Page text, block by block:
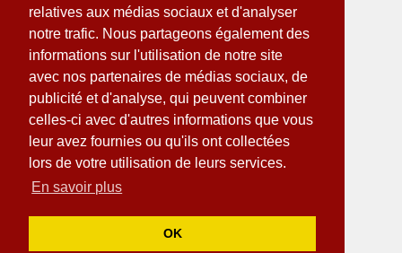
relatives aux médias sociaux et d'analyser
notre trafic. Nous partageons également des
informations sur l'utilisation de notre site
avec nos partenaires de médias sociaux, de
publicité et d'analyse, qui peuvent combiner
celles-ci avec d'autres informations que vous
leur avez fournies ou qu'ils ont collectées
lors de votre utilisation de leurs services.
En savoir plus
OK